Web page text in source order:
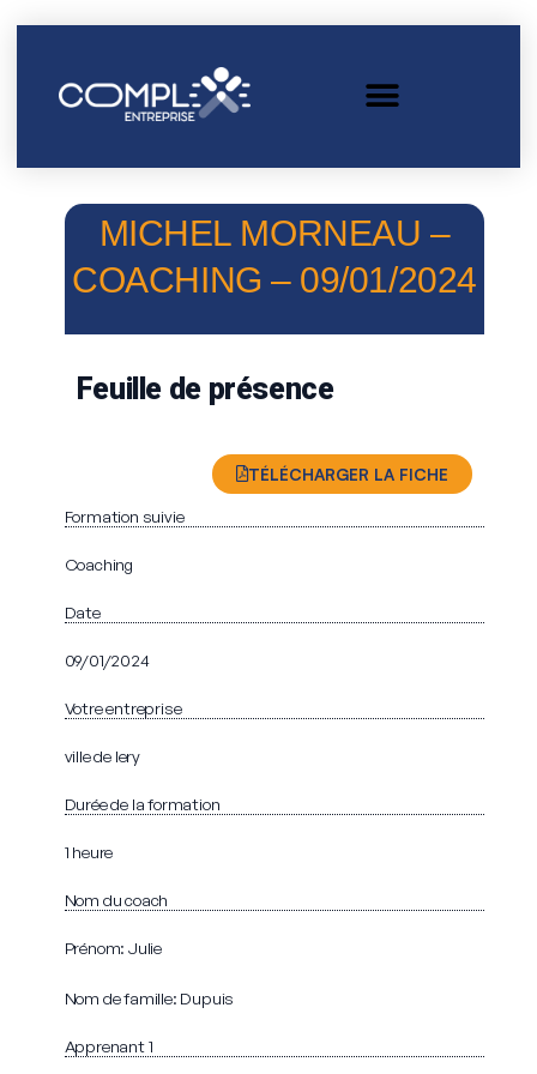
MICHEL MORNEAU –
COACHING – 09/01/2024
Feuille de présence
TÉLÉCHARGER LA FICHE
Formation suivie
Coaching
Date
09/01/2024
Votre entreprise
ville de lery
Durée de la formation
1 heure
Nom du coach
Prénom: Julie
Nom de famille: Dupuis
Apprenant 1